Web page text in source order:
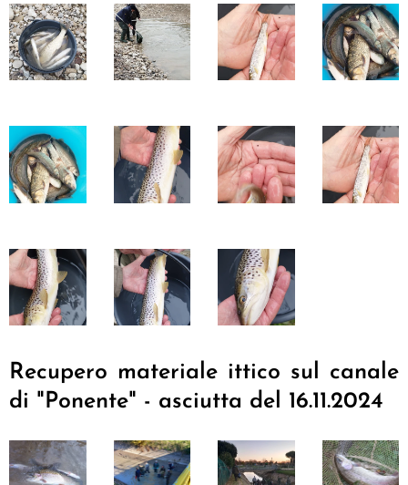
Recupero materiale ittico sul canale
di "Ponente" - asciutta del 16.11.2024